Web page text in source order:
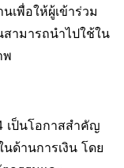
เพื่อให้ผู้เข้าร่วม
ามารถนำไปใช้ใน
พ
เป็นโอกาสสำคัญ
ด้านการเงิน โดย